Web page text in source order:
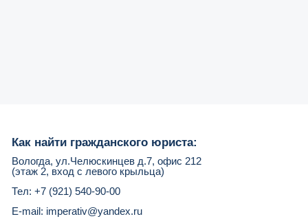
Как найти гражданского юриста:
Вологда, ул.Челюскинцев д.7, офис 212
(этаж 2, вход с левого крыльца)
Тел: +7 (921) 540-90-00
E-mail: imperativ@yandex.ru